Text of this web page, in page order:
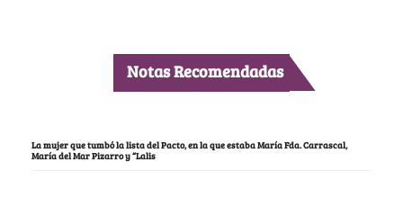
Notas Recomendadas
La mujer que tumbó la lista del Pacto, en la que estaba María Fda. Carrascal,
María del Mar Pizarro y “Lalis